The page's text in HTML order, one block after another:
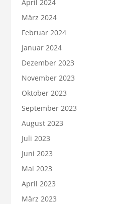
April 2024
März 2024
Februar 2024
Januar 2024
Dezember 2023
November 2023
Oktober 2023
September 2023
August 2023
Juli 2023
Juni 2023
Mai 2023
April 2023
März 2023